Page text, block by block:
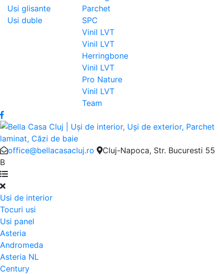
Usi glisante
Usi duble
Parchet
SPC
Vinil LVT
Vinil LVT
Herringbone
Vinil LVT
Pro Nature
Vinil LVT
Team
office@bellacasacluj.ro
Cluj-Napoca, Str. Bucuresti 55
B
Usi de interior
Tocuri usi
Usi panel
Asteria
Andromeda
Asteria NL
Century